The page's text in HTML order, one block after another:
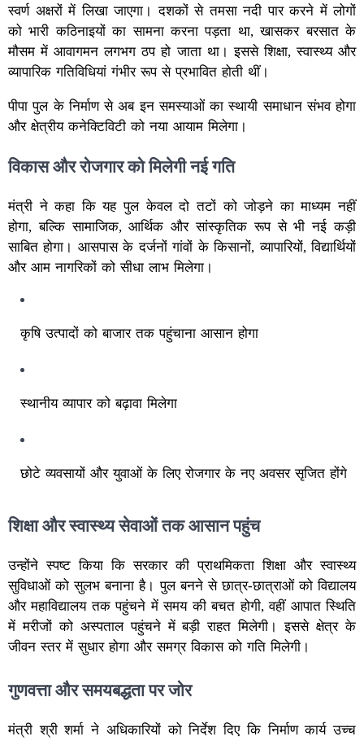
स्वर्ण अक्षरों में लिखा जाएगा। दशकों से तमसा नदी पार करने में लोगों
को भारी कठिनाइयों का सामना करना पड़ता था, खासकर बरसात के
मौसम में आवागमन लगभग ठप हो जाता था। इससे शिक्षा, स्वास्थ्य और
व्यापारिक गतिविधियां गंभीर रूप से प्रभावित होती थीं।
पीपा पुल के निर्माण से अब इन समस्याओं का स्थायी समाधान संभव होगा
और क्षेत्रीय कनेक्टिविटी को नया आयाम मिलेगा।
विकास और रोजगार को मिलेगी नई गति
मंत्री ने कहा कि यह पुल केवल दो तटों को जोड़ने का माध्यम नहीं
होगा, बल्कि सामाजिक, आर्थिक और सांस्कृतिक रूप से भी नई कड़ी
साबित होगा। आसपास के दर्जनों गांवों के किसानों, व्यापारियों, विद्यार्थियों
और आम नागरिकों को सीधा लाभ मिलेगा।
कृषि उत्पादों को बाजार तक पहुंचाना आसान होगा
स्थानीय व्यापार को बढ़ावा मिलेगा
छोटे व्यवसायों और युवाओं के लिए रोजगार के नए अवसर सृजित होंगे
शिक्षा और स्वास्थ्य सेवाओं तक आसान पहुंच
उन्होंने स्पष्ट किया कि सरकार की प्राथमिकता शिक्षा और स्वास्थ्य
सुविधाओं को सुलभ बनाना है। पुल बनने से छात्र-छात्राओं को विद्यालय
और महाविद्यालय तक पहुंचने में समय की बचत होगी, वहीं आपात स्थिति
में मरीजों को अस्पताल पहुंचने में बड़ी राहत मिलेगी। इससे क्षेत्र के
जीवन स्तर में सुधार होगा और समग्र विकास को गति मिलेगी।
गुणवत्ता और समयबद्धता पर जोर
मंत्री श्री शर्मा ने अधिकारियों को निर्देश दिए कि निर्माण कार्य उच्च